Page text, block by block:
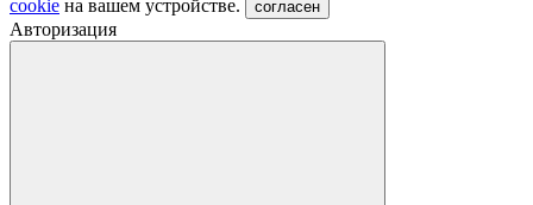
cookie на вашем устройстве. согласен
Авторизация